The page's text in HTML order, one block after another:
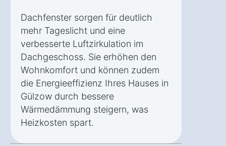
Dachfenster sorgen für deutlich
mehr Tageslicht und eine
verbesserte Luftzirkulation im
Dachgeschoss. Sie erhöhen den
Wohnkomfort und können zudem
die Energieeffizienz Ihres Hauses in
Gülzow durch bessere
Wärmedämmung steigern, was
Heizkosten spart.